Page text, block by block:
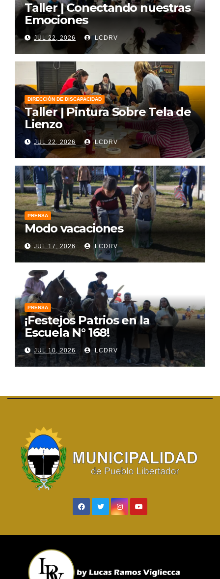
Taller | Conectando nuestras
Emociones
JUL 22, 2026 LCDRV
DIRECCIÓN DE DISCAPACIDAD
Taller | Pintura Sobre Tela de
Lienzo
JUL 22, 2026 LCDRV
PRENSA
Modo vacaciones
JUL 17, 2026 LCDRV
PRENSA
¡Festejos Patrios en la
Escuela N° 168!
JUL 10, 2026 LCDRV